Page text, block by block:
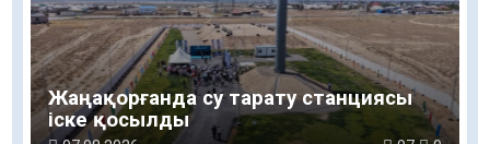
Жаңақорғанда су тарату станциясы
іске қосылды